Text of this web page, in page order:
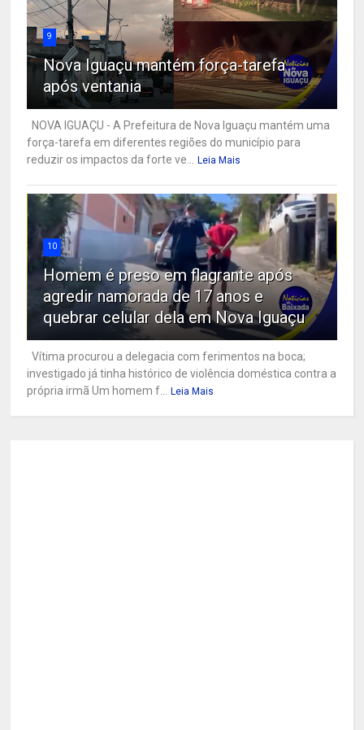
9
Nova Iguaçu mantém força-tarefa
após ventania
NOVA IGUAÇU - A Prefeitura de Nova Iguaçu mantém uma
força-tarefa em diferentes regiões do município para
reduzir os impactos da forte ve...
Leia Mais
10
Homem é preso em flagrante após
agredir namorada de 17 anos e
quebrar celular dela em Nova Iguaçu
Vítima procurou a delegacia com ferimentos na boca;
investigado já tinha histórico de violência doméstica contra a
própria irmã Um homem f...
Leia Mais